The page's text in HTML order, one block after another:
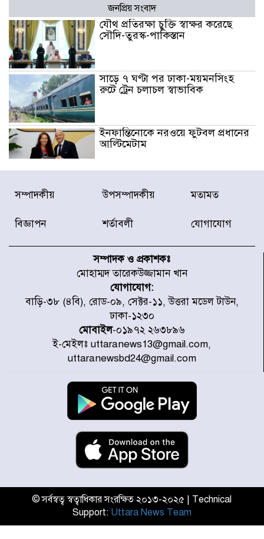
জনপ্রিয় সংবাদ
যৌথ প্রতিরক্ষা চুক্তি স্বাক্ষর করেছে
সৌদি-তুরস্ক-পাকিস্তান
সাড়ে ৭ ঘণ্টা পর ঢাকা-ময়মনসিংহ
রুটে ট্রেন চলাচল স্বাভাবিক
ইনফান্তিনোকে নরওয়ে ফুটবল প্রধানের
আল্টিমেটাম
দেশে ভারি বৃষ্টির সতর্কবার্তা, ১০
জেলায় বন্যার পূর্বাভাস
স্থাপনের উদ্যোগ চান মিয়া ব্যাপারীর
৭ জেলায় ঝোড়ো হাওয়াসহ বজ্রবৃষ্টির
শঙ্কা
বগুড়া ও সিলেটে সড়ক দুর্ঘটনায় নিহত
১৫
জুলাইয়ে দেশজুড়ে ৪৫৮টি সড়ক
দুর্ঘটনায় ৪১৬ জন নিহত হয়েছেন
হারিয়ে যাওয়া শিশুকে পরিবারের কাছে
ফিরিয়ে প্রশংসায় ভাসছেন খিলক্ষেত
আজ থেকে উন্মুক্ত ‘জুলাই গণঅভ্যুত্থান
স্মৃতি জাদুঘর
সম্পাদকীয় উপসম্পাদকীয় মতামত
বিজ্ঞাপন শর্তাবলী যোগাযোগ
সম্পাদক ও প্রকাশকঃ
মোহাম্মদ তারেকউজ্জামান খান
যোগাযোগ:
বাড়ি-৩৮ (৪বি), রোড-০৯, সেক্টর-১১, উত্তরা মডেল টাউন,
ঢাকা-১২৩০
মোবাইল-০১৯৭২ ২৬৩৮৯৬
ই-মেইলঃ uttaranews13@gmail.com,
uttaranewsbd24@gmail.com
© সর্বস্বত্ব স্বত্বাধিকার সংরক্ষিত ২০১৩-২০২৫ | Technical
Support: Uttara News Team